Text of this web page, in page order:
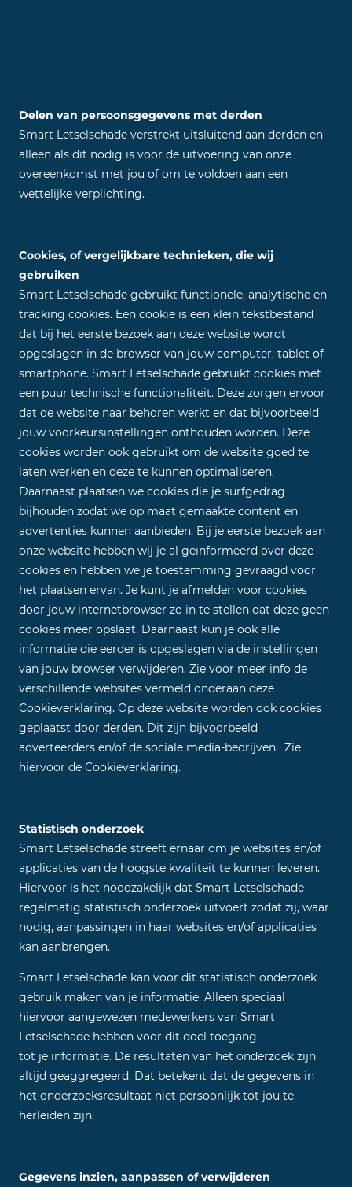
Delen van persoonsgegevens met derden
Smart Letselschade verstrekt uitsluitend aan derden en
alleen als dit nodig is voor de uitvoering van onze
overeenkomst met jou of om te voldoen aan een
wettelijke verplichting.
Cookies, of vergelijkbare technieken, die wij
gebruiken
Smart Letselschade gebruikt functionele, analytische en
tracking cookies. Een cookie is een klein tekstbestand
dat bij het eerste bezoek aan deze website wordt
opgeslagen in de browser van jouw computer, tablet of
smartphone. Smart Letselschade gebruikt cookies met
een puur technische functionaliteit. Deze zorgen ervoor
dat de website naar behoren werkt en dat bijvoorbeeld
jouw voorkeursinstellingen onthouden worden. Deze
cookies worden ook gebruikt om de website goed te
laten werken en deze te kunnen optimaliseren.
Daarnaast plaatsen we cookies die je surfgedrag
bijhouden zodat we op maat gemaakte content en
advertenties kunnen aanbieden. Bij je eerste bezoek aan
onze website hebben wij je al geïnformeerd over deze
cookies en hebben we je toestemming gevraagd voor
het plaatsen ervan. Je kunt je afmelden voor cookies
door jouw internetbrowser zo in te stellen dat deze geen
cookies meer opslaat. Daarnaast kun je ook alle
informatie die eerder is opgeslagen via de instellingen
van jouw browser verwijderen. Zie voor meer info de
verschillende websites vermeld onderaan deze
Cookieverklaring. Op deze website worden ook cookies
geplaatst door derden. Dit zijn bijvoorbeeld
adverteerders en/of de sociale media-bedrijven. Zie
hiervoor de Cookieverklaring.
Statistisch onderzoek
Smart Letselschade streeft ernaar om je websites en/of
applicaties van de hoogste kwaliteit te kunnen leveren.
Hiervoor is het noodzakelijk dat Smart Letselschade
regelmatig statistisch onderzoek uitvoert zodat zij, waar
nodig, aanpassingen in haar websites en/of applicaties
kan aanbrengen.
Smart Letselschade kan voor dit statistisch onderzoek
gebruik maken van je informatie. Alleen speciaal
hiervoor aangewezen medewerkers van Smart
Letselschade hebben voor dit doel toegang
tot je informatie. De resultaten van het onderzoek zijn
altijd geaggregeerd. Dat betekent dat de gegevens in
het onderzoeksresultaat niet persoonlijk tot jou te
herleiden zijn.
Gegevens inzien, aanpassen of verwijderen